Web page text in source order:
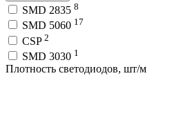
SMD 2835 8
SMD 5060 17
CSP 2
SMD 3030 1
Плотность светодиодов, шт/м